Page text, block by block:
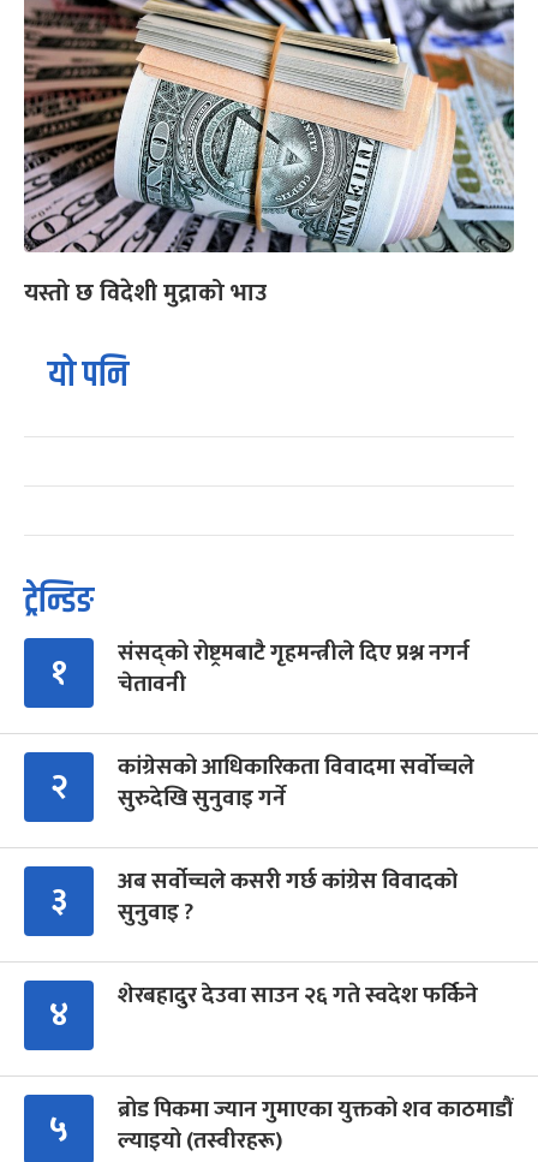
यस्तो छ विदेशी मुद्राको भाउ
यो पनि
ट्रेन्डिङ
१
संसद्को रोष्ट्रमबाटै गृहमन्त्रीले दिए प्रश्न नगर्न
चेतावनी
२
कांग्रेसको आधिकारिकता विवादमा सर्वोच्चले
सुरुदेखि सुनुवाइ गर्ने
३
अब सर्वोच्चले कसरी गर्छ कांग्रेस विवादको
सुनुवाइ ?
४ शेरबहादुर देउवा साउन २६ गते स्वदेश फर्किने
५
ब्रोड पिकमा ज्यान गुमाएका युक्तको शव काठमाडौं
ल्याइयो (तस्वीरहरू)